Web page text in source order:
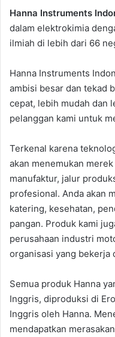
Hanna Instruments
dalam elektrokimia
ilmiah di lebih dari 66
Hanna Instruments
ambisi besar dan tekad
cepat, lebih mudah dan
pelanggan kami untuk
Terkenal karena
akan menemukan
manufaktur, jalur
profesional. Anda akan
katering, kesehatan,
pangan. Produk kami
perusahaan industri
organisasi yang bekerja
Semua produk Hanna
Inggris, diproduksi di
Inggris oleh Hanna.
mendapatkan